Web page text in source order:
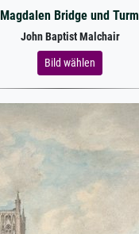
Magdalen Bridge und Turm
John Baptist Malchair
Bild wählen